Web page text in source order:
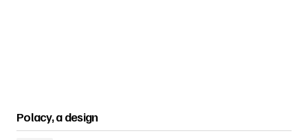
Polacy, a design